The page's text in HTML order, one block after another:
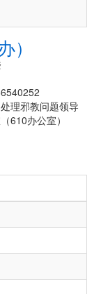
）
理邪教问题领导
610办公室）